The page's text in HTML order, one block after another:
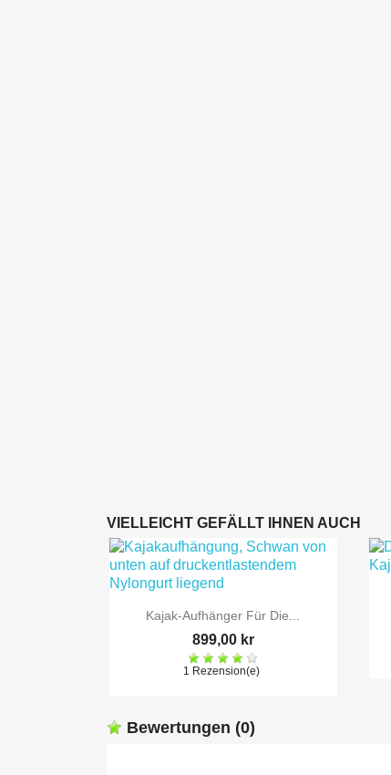
VIELLEICHT GEFÄLLT IHNEN AUCH
 Vorschau
Kajak-Aufhänger Für Die...
899,00 kr
1 Rezension(e)
Bewertungen (0)